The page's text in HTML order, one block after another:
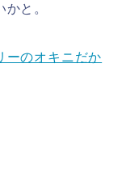
と。
ーのオキニだか